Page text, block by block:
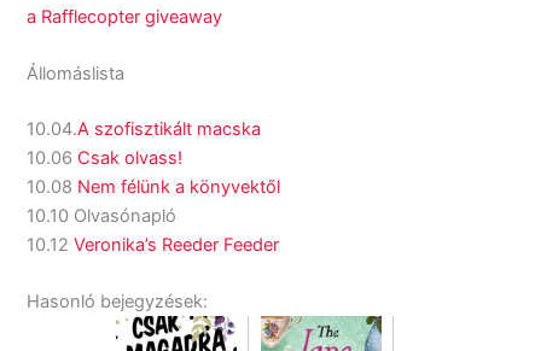
a Rafflecopter giveaway
Állomáslista
10.04.A szofisztikált macska
10.06 Csak olvass!
10.08 Nem félünk a könyvektől
10.10 Olvasónapló
10.12Veronika’s Reeder Feeder
Hasonló bejegyzések: